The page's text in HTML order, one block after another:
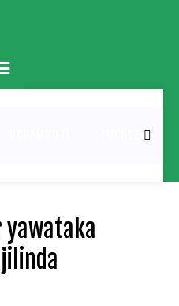
MICHEZO
yawataka